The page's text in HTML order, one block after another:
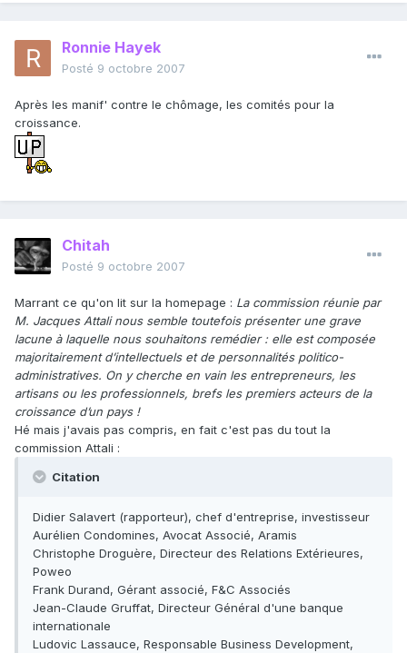
Ronnie Hayek
Posté 9 octobre 2007
Après les manif' contre le chômage, les comités pour la
croissance.
Chitah
Posté 9 octobre 2007
Marrant ce qu'on lit sur la homepage : La commission réunie par
M. Jacques Attali nous semble toutefois présenter une grave
lacune à laquelle nous souhaitons remédier : elle est composée
majoritairement d’intellectuels et de personnalités politico-
administratives. On y cherche en vain les entrepreneurs, les
artisans ou les professionnels, brefs les premiers acteurs de la
croissance d’un pays !
Hé mais j'avais pas compris, en fait c'est pas du tout la
commission Attali :
Citation
Didier Salavert (rapporteur), chef d'entreprise, investisseur
Aurélien Condomines, Avocat Associé, Aramis
Christophe Droguère, Directeur des Relations Extérieures,
Poweo
Frank Durand, Gérant associé, F&C Associés
Jean-Claude Gruffat, Directeur Général d'une banque
internationale
Ludovic Lassauce, Responsable Business Development,